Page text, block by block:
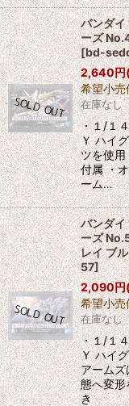
バンダイ
ーズ
[bd-
2,640円
希望小売
在庫なし
・１/１
Ｙ ハイ
ツを使用
付属 ・
ーム…
バンダイ
ーズ
レイ ブ
57]
2,090円
希望小売
在庫なし
・１/１
Ｙ ハイ
アーム
態へ変形
き